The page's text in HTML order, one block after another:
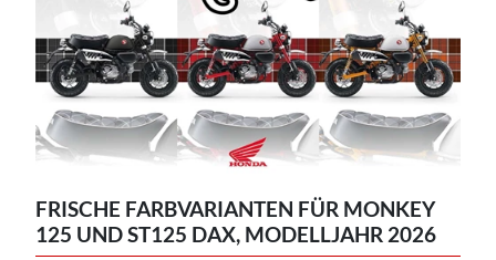
FRISCHE FARBVARIANTEN FÜR MONKEY
125 UND ST125 DAX, MODELLJAHR 2026